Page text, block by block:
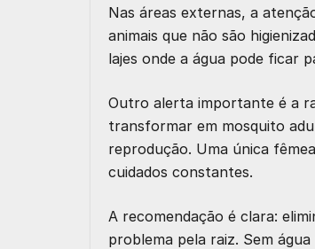
Nas áreas externas, a
animais que não são
lajes onde a água pode ficar
Outro alerta importante é a
transformar em mosquito
reprodução. Uma única
cuidados constantes.
A recomendação é clara:
problema pela raiz. Sem